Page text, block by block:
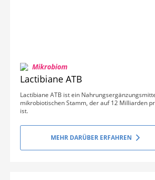
Mikrobiom
Lactibiane ATB
Lactibiane ATB ist ein
mikrobiotischen Stamm, der auf 12 Milliarden
ist.
MEHR DARÜBER ERFAHREN